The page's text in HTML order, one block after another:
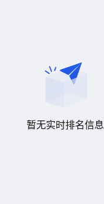
暂无实时排名信息